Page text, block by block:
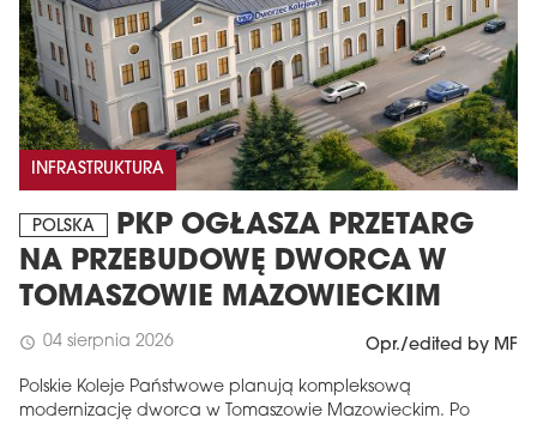
INFRASTRUKTURA
POLSKA
PKP OGŁASZA PRZETARG
NA PRZEBUDOWĘ DWORCA W
TOMASZOWIE MAZOWIECKIM
schedule 04 sierpnia 2026 Opr./edited by MF
Polskie Koleje Państwowe planują kompleksową
modernizację dworca w Tomaszowie Mazowieckim. Po